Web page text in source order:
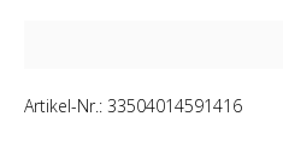
Artikel-Nr.: 33504014591416